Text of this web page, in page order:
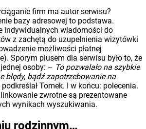
firm ma autor serwisu?
bazy adresowej to podstawa.
indywidualnych wiadomości do
z zachętą do uzupełnienia wizytówki
możliwości płatnej
Sporym plusem dla serwisu było to, że
osoby: – To pozwalało na szybkie
błędy, bądź zapotrzebowanie na
Tomek. I w końcu: polecenia.
zwrotne są prezentowane
wynikach wyszukiwania.
rodzinnym…